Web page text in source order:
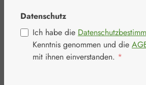
Datenschutzerklärung.
Datenerfassung auf unserer
Datenschutz
Ich habe die
Kenntnis genommen und die
mit ihnen einverstanden. *